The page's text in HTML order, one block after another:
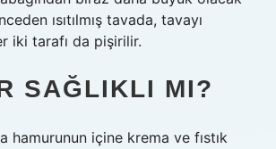
ısıtılmış tavada, tavayı
iki tarafı da pişirilir.
SAĞLIKLI MI?
hamurunun içine krema ve fıstık